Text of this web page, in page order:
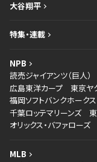
大谷翔平
特集・連載
NPB
読売ジャイアンツ（巨人）
広島東洋カープ
東京ヤ
福岡ソフトバンクホークス
千葉ロッテマリーンズ
オリックス・バファローズ
MLB